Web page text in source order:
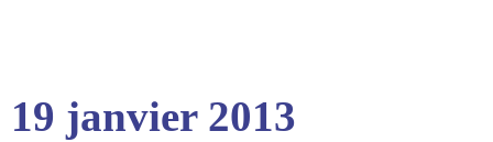
19 janvier 2013